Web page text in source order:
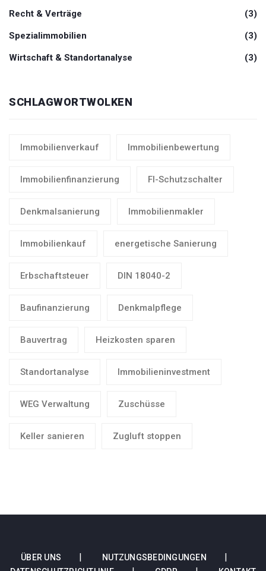
Recht & Verträge (3)
Spezialimmobilien (3)
Wirtschaft & Standortanalyse (3)
SCHLAGWORTWOLKEN
Immobilienverkauf Immobilienbewertung
Immobilienfinanzierung FI-Schutzschalter
Denkmalsanierung Immobilienmakler
Immobilienkauf energetische Sanierung
Erbschaftsteuer DIN 18040-2
Baufinanzierung Denkmalpflege
Bauvertrag Heizkosten sparen
Standortanalyse Immobilieninvestment
WEG Verwaltung Zuschüsse
Keller sanieren Zugluft stoppen
ÜBER UNS
NUTZUNGSBEDINGUNGEN